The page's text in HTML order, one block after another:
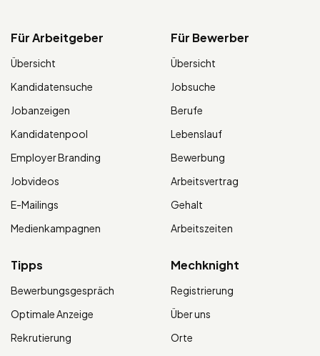
Für Arbeitgeber
Übersicht
Kandidatensuche
Jobanzeigen
Kandidatenpool
Employer Branding
Jobvideos
E-Mailings
Medienkampagnen
Für Bewerber
Übersicht
Jobsuche
Berufe
Lebenslauf
Bewerbung
Arbeitsvertrag
Gehalt
Arbeitszeiten
Tipps
Bewerbungsgespräch
Optimale Anzeige
Rekrutierung
Mechknight
Registrierung
Über uns
Orte